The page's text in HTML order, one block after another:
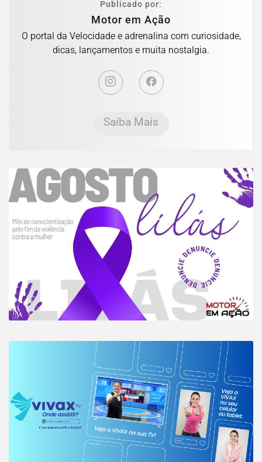
Publicado por:
Motor em Ação
O portal da Velocidade e adrenalina com curiosidade,
dicas, lançamentos e muita nostalgia.
Saiba Mais